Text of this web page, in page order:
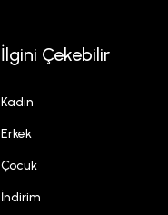
İlgini Çekebilir
Kadın
Erkek
Çocuk
İndirim